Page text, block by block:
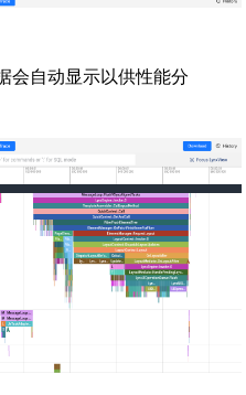
会自动显示以供性能分